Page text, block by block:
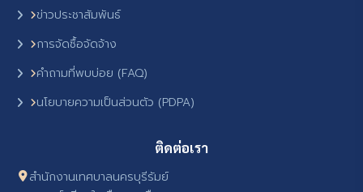
ข่าวประชาสัมพันธ์
การจัดซื้อจัดจ้าง
คำถามที่พบบ่อย (FAQ)
นโยบายความเป็นส่วนตัว (PDPA)
ติดต่อเรา
สำนักงานเทศบาลนครบุรีรัมย์